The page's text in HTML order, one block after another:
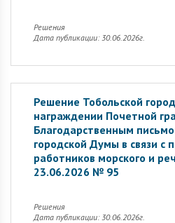
Решения
Дата публикации: 30.06.2026г.
Решение Тобольской
награждении Почетной
Благодарственным
городской Думы в связи с
работников морского и
23.06.2026 № 95
Решения
Дата публикации: 30.06.2026г.